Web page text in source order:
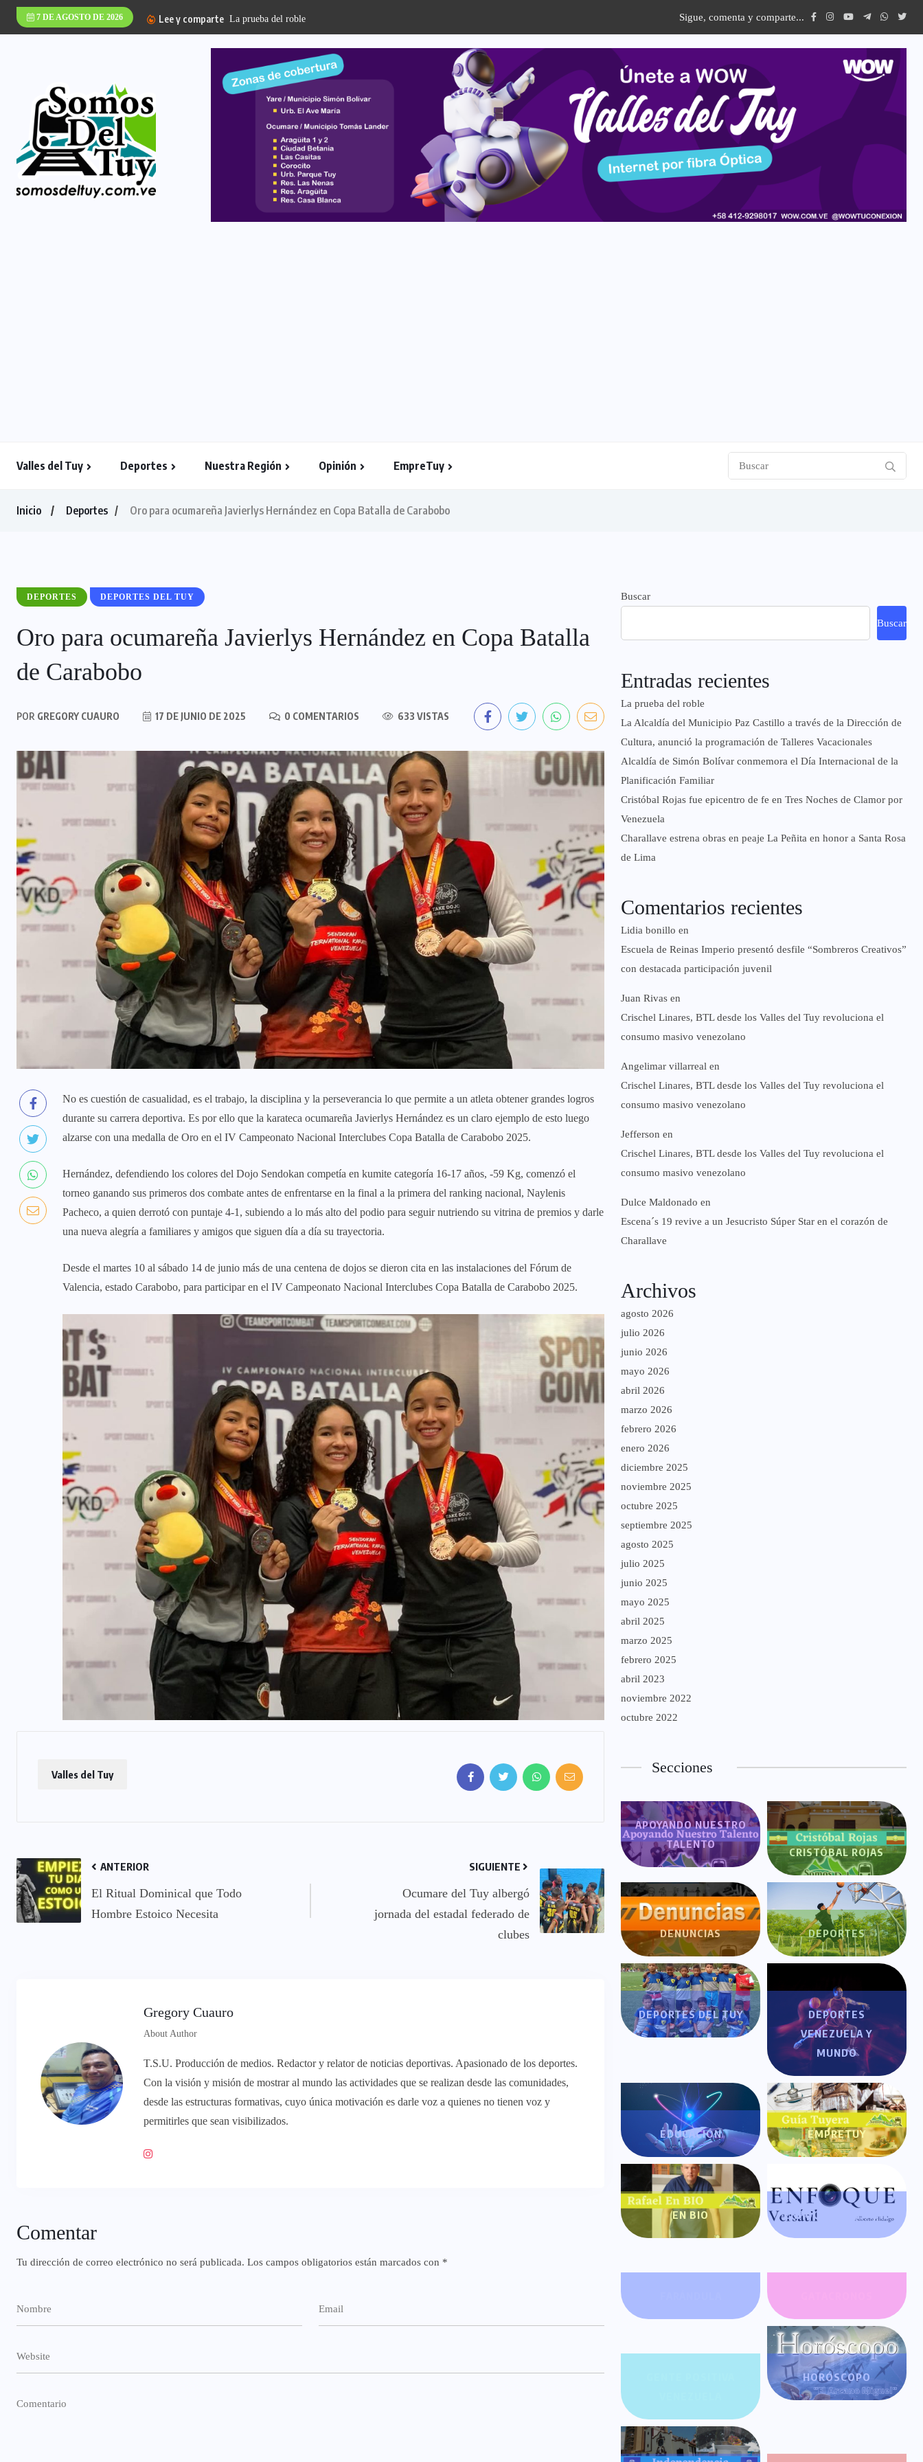
7 DE AGOSTO DE 2026 Lee y comparte La prueba del roble Sigue, comenta y comparte...
Valles del Tuy Deportes Nuestra Región Opinión EmpreTuy
Inicio Deportes Oro para ocumareña Javierlys Hernández en Copa Batalla de Carabobo
DEPORTES DEPORTES DEL TUY
Oro para ocumareña Javierlys Hernández en Copa Batalla
de Carabobo
POR GREGORY CUAURO 17 DE JUNIO DE 2025 0 COMENTARIOS 633 VISTAS
No es cuestión de casualidad, es el trabajo, la disciplina y la perseverancia lo que permite a un atleta obtener grandes logros
durante su carrera deportiva. Es por ello que la karateca ocumareña Javierlys Hernández es un claro ejemplo de esto luego
alzarse con una medalla de Oro en el IV Campeonato Nacional Interclubes Copa Batalla de Carabobo 2025.
Hernández, defendiendo los colores del Dojo Sendokan competía en kumite categoría 16-17 años, -59 Kg, comenzó el
torneo ganando sus primeros dos combate antes de enfrentarse en la final a la primera del ranking nacional, Naylenis
Pacheco, a quien derrotó con puntaje 4-1, subiendo a lo más alto del podio para seguir nutriendo su vitrina de premios y darle
una nueva alegría a familiares y amigos que siguen día a día su trayectoria.
Desde el martes 10 al sábado 14 de junio más de una centena de dojos se dieron cita en las instalaciones del Fórum de
Valencia, estado Carabobo, para participar en el IV Campeonato Nacional Interclubes Copa Batalla de Carabobo 2025.
Valles del Tuy
ANTERIOR
El Ritual Dominical que Todo
Hombre Estoico Necesita
SIGUIENTE
Ocumare del Tuy albergó
jornada del estadal federado de
clubes
Gregory Cuauro
About Author
T.S.U. Producción de medios. Redactor y relator de noticias deportivas. Apasionado de los deportes.
Con la visión y misión de mostrar al mundo las actividades que se realizan desde las comunidades,
desde las estructuras formativas, cuyo única motivación es darle voz a quienes no tienen voz y
permitirles que sean visibilizados.
Comentar
Tu dirección de correo electrónico no será publicada. Los campos obligatorios están marcados con *
Buscar
Buscar
Entradas recientes
La prueba del roble
La Alcaldía del Municipio Paz Castillo a través de la Dirección de
Cultura, anunció la programación de Talleres Vacacionales
Alcaldía de Simón Bolívar conmemora el Día Internacional de la
Planificación Familiar
Cristóbal Rojas fue epicentro de fe en Tres Noches de Clamor por
Venezuela
Charallave estrena obras en peaje La Peñita en honor a Santa Rosa
de Lima
Comentarios recientes
Lidia bonillo en
Escuela de Reinas Imperio presentó desfile “Sombreros Creativos”
con destacada participación juvenil
Juan Rivas en
Crischel Linares, BTL desde los Valles del Tuy revoluciona el
consumo masivo venezolano
Angelimar villarreal en
Crischel Linares, BTL desde los Valles del Tuy revoluciona el
consumo masivo venezolano
Jefferson en
Crischel Linares, BTL desde los Valles del Tuy revoluciona el
consumo masivo venezolano
Dulce Maldonado en
Escena´s 19 revive a un Jesucristo Súper Star en el corazón de
Charallave
Archivos
agosto 2026
julio 2026
junio 2026
mayo 2026
abril 2026
marzo 2026
febrero 2026
enero 2026
diciembre 2025
noviembre 2025
octubre 2025
septiembre 2025
agosto 2025
julio 2025
junio 2025
mayo 2025
abril 2025
marzo 2025
febrero 2025
abril 2023
noviembre 2022
octubre 2022
Secciones
APOYANDO NUESTRO
TALENTO
CRISTÓBAL ROJAS
DENUNCIAS DEPORTES
DEPORTES DEL TUY
DEPORTES
VENEZUELA Y
MUNDO
EDUCACIÓN EMPRETUY
EN BIO ENFOQUE VERSÁTIL
HORÓSCOPO